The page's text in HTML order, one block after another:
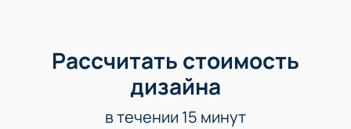
Рассчитать стоимость
дизайна
в течении 15 минут